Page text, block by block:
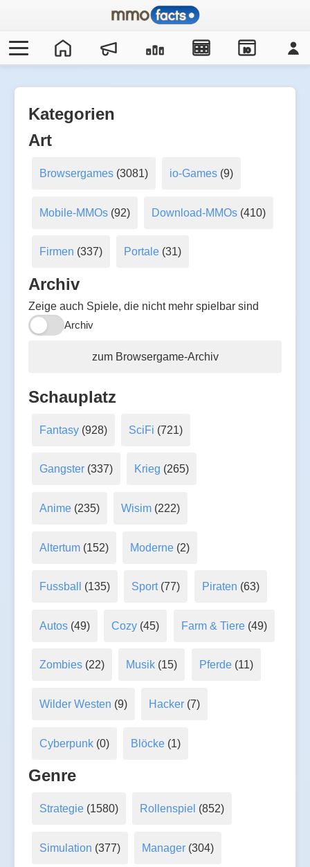
IO
Kategorien
Art
Browsergames(3081) io-Games (9)
Mobile-MMOs(92) Download-MMOs (410)
Firmen (337) Portale (31)
Archiv
Zeige auch Spiele, die nicht mehr spielbar sind
Archiv
zum Browsergame-Archiv
Schauplatz
Fantasy(928) SciFi (721)
Gangster(337) Krieg (265)
Anime(235) Wisim (222)
Altertum(152) Moderne (2)
Fussball (135) Sport(77) Piraten (63)
Autos(49) Cozy (45) Farm & Tiere(49)
Zombies(22) Musik (15) Pferde(11)
Wilder Westen (9) Hacker (7)
Cyberpunk(0) Blöcke (1)
Genre
Strategie(1580) Rollenspiel (852)
Simulation (377) Manager (304)